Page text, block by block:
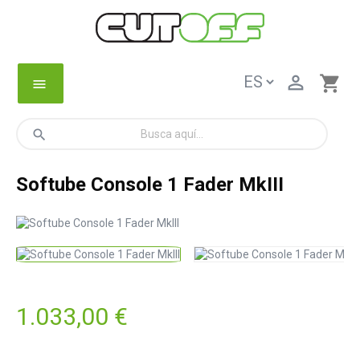
menu shopping_cart

search
Softube Console 1 Fader MkIII
1.033,00 €